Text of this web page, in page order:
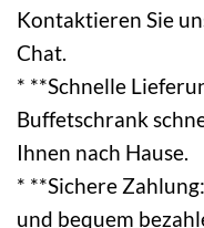
Kontaktieren Sie
Chat.
* **Schnelle
Buffetschrank
Ihnen nach Hause.
* **Sichere
und bequem